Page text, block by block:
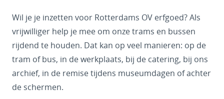
Wil je je inzetten voor Rotterdams OV erfgoed? Als
vrijwilliger help je mee om onze trams en bussen
rijdend te houden. Dat kan op veel manieren: op de
tram of bus, in de werkplaats, bij de catering, bij ons
archief, in de remise tijdens museumdagen of achter
de schermen.